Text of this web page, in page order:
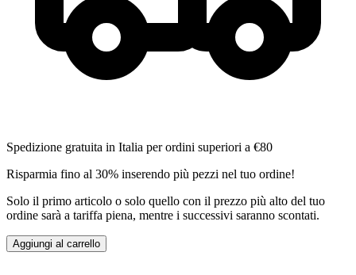
Spedizione gratuita in Italia per ordini superiori a €80
Risparmia fino al 30% inserendo più pezzi nel tuo ordine!
Solo il primo articolo o solo quello con il prezzo più alto del tuo
ordine sarà a tariffa piena, mentre i successivi saranno scontati.
Aggiungi al carrello